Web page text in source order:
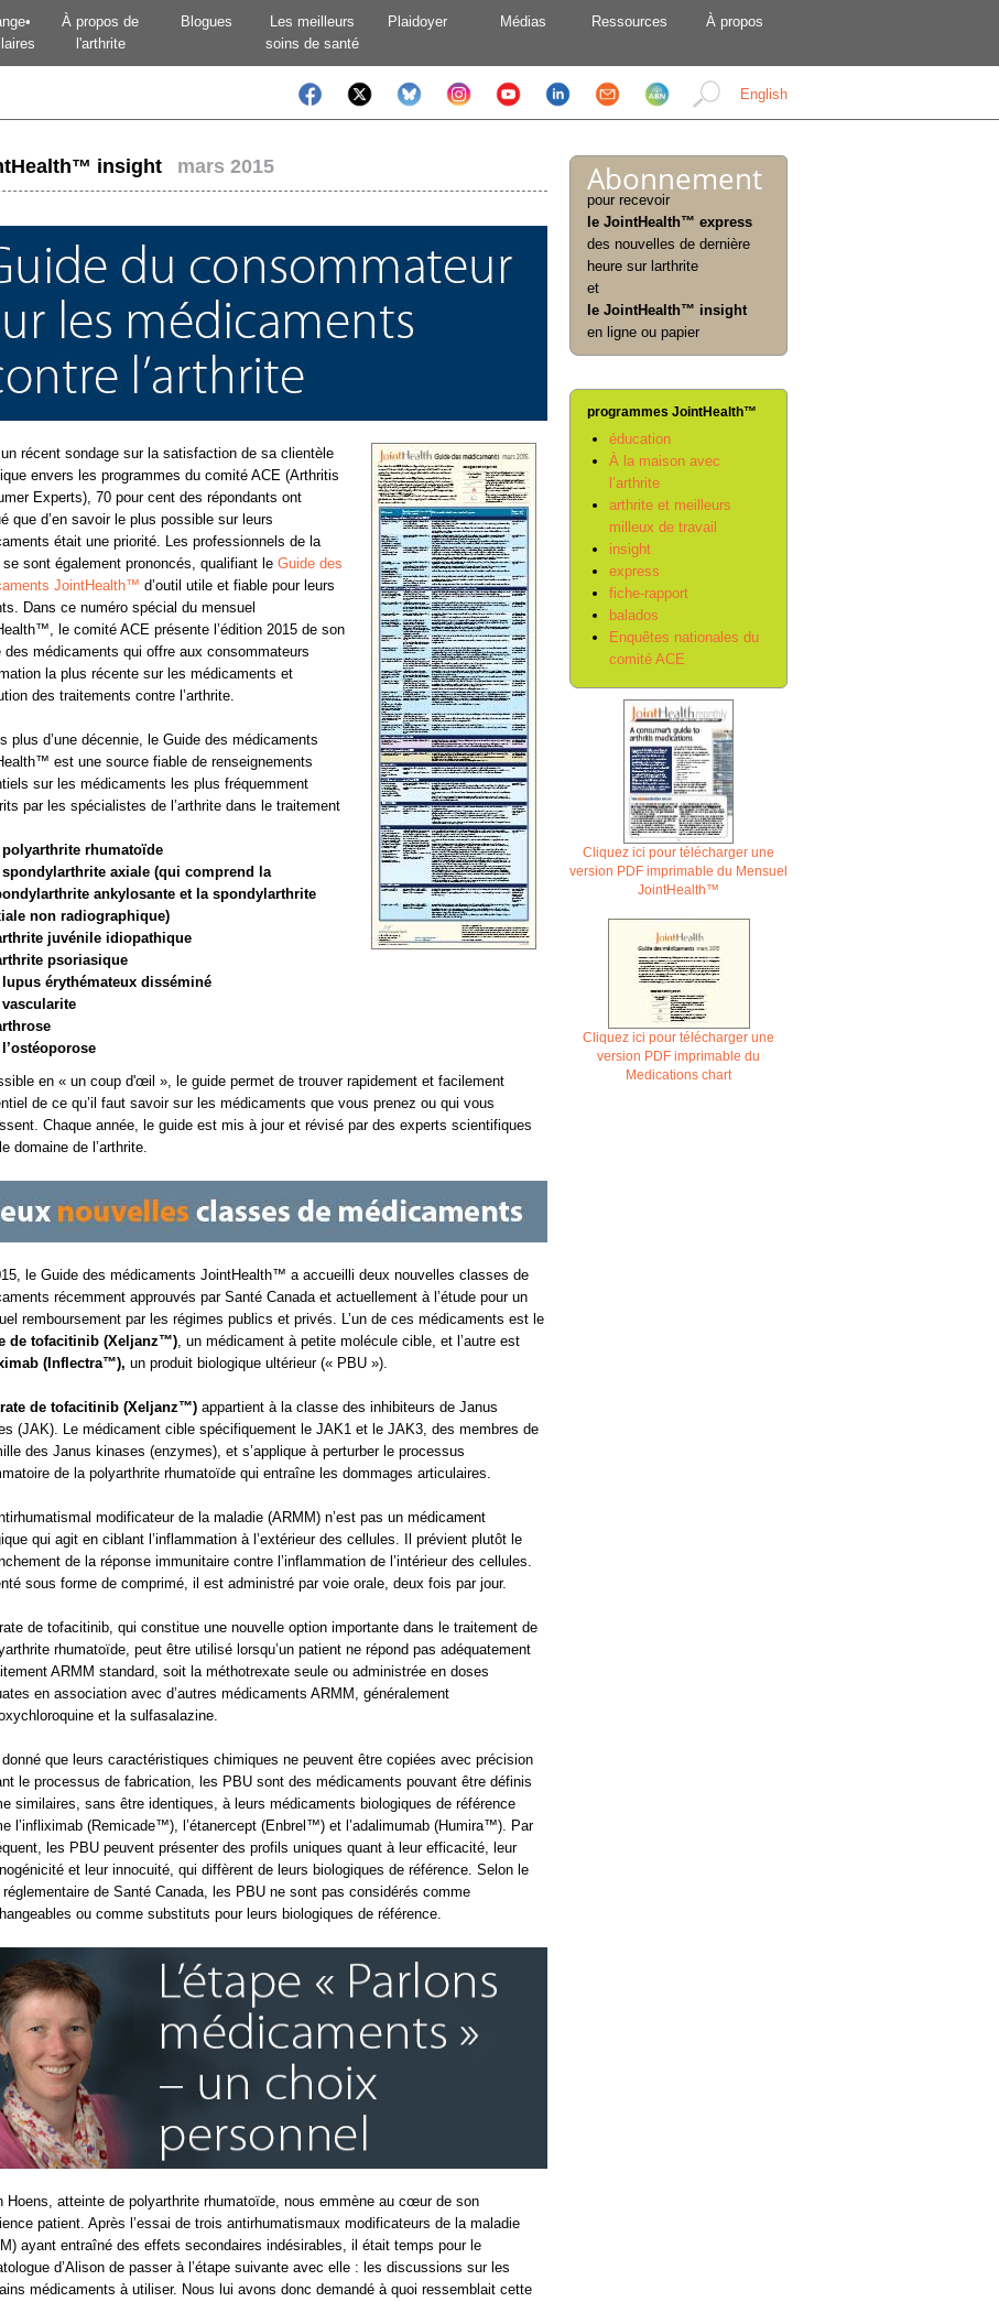
À propos de
l'arthrite
Blogues
Les meilleurs
soins de santé
Plaidoyer Médias Ressources À propos
English
insight mars 2015
un récent sondage sur la satisfaction de sa clientèle
envers les programmes du comité ACE (Arthritis
Experts), 70 pour cent des répondants ont
que d’en savoir le plus possible sur leurs
était une priorité. Les professionnels de la
sont également prononcés, qualifiant le Guide des
JointHealth™ d’outil utile et fiable pour leurs
Dans ce numéro spécial du mensuel
le comité ACE présente l’édition 2015 de son
des médicaments qui offre aux consommateurs
la plus récente sur les médicaments et
des traitements contre l’arthrite.
plus d’une décennie, le Guide des médicaments
est une source fiable de renseignements
sur les médicaments les plus fréquemment
par les spécialistes de l’arthrite dans le traitement
polyarthrite rhumatoïde
spondylarthrite axiale (qui comprend la
ankylosante et la spondylarthrite
non radiographique)
juvénile idiopathique
psoriasique
lupus érythémateux disséminé
vascularite
en « un coup d'œil », le guide permet de trouver rapidement et facilement
de ce qu’il faut savoir sur les médicaments que vous prenez ou qui vous
Chaque année, le guide est mis à jour et révisé par des experts scientifiques
domaine de l’arthrite.
le Guide des médicaments JointHealth™ a accueilli deux nouvelles classes de
récemment approuvés par Santé Canada et actuellement à l’étude pour un
remboursement par les régimes publics et privés. L’un de ces médicaments est le
de tofacitinib (Xeljanz™), un médicament à petite molécule cible, et l’autre est
(Inflectra™), un produit biologique ultérieur (« PBU »).
de tofacitinib (Xeljanz™) appartient à la classe des inhibiteurs de Janus
(JAK). Le médicament cible spécifiquement le JAK1 et le JAK3, des membres de
des Janus kinases (enzymes), et s’applique à perturber le processus
de la polyarthrite rhumatoïde qui entraîne les dommages articulaires.
modificateur de la maladie (ARMM) n’est pas un médicament
qui agit en ciblant l’inflammation à l’extérieur des cellules. Il prévient plutôt le
de la réponse immunitaire contre l’inflammation de l’intérieur des cellules.
sous forme de comprimé, il est administré par voie orale, deux fois par jour.
de tofacitinib, qui constitue une nouvelle option importante dans le traitement de
rhumatoïde, peut être utilisé lorsqu’un patient ne répond pas adéquatement
ARMM standard, soit la méthotrexate seule ou administrée en doses
en association avec d’autres médicaments ARMM, généralement
et la sulfasalazine.
donné que leurs caractéristiques chimiques ne peuvent être copiées avec précision
le processus de fabrication, les PBU sont des médicaments pouvant être définis
similaires, sans être identiques, à leurs médicaments biologiques de référence
l’infliximab (Remicade™), l’étanercept (Enbrel™) et l’adalimumab (Humira™). Par
les PBU peuvent présenter des profils uniques quant à leur efficacité, leur
et leur innocuité, qui diffèrent de leurs biologiques de référence. Selon le
réglementaire de Santé Canada, les PBU ne sont pas considérés comme
ou comme substituts pour leurs biologiques de référence.
Hoens, atteinte de polyarthrite rhumatoïde, nous emmène au cœur de son
patient. Après l’essai de trois antirhumatismaux modificateurs de la maladie
ayant entraîné des effets secondaires indésirables, il était temps pour le
d’Alison de passer à l’étape suivante avec elle : les discussions sur les
médicaments à utiliser. Nous lui avons donc demandé à quoi ressemblait cette
Abonnement
pour recevoir
le JointHealth™ express
des nouvelles de dernière
heure sur larthrite
et
le JointHealth™ insight
en ligne ou papier
programmes JointHealth™
éducation
À la maison avec
l’arthrite
arthrite et meilleurs
milleux de travail
insight
express
fiche-rapport
balados
Enquêtes nationales du
comité ACE
Cliquez ici pour télécharger une
version PDF imprimable du Mensuel
JointHealth™
Cliquez ici pour télécharger une
version PDF imprimable du
Medications chart